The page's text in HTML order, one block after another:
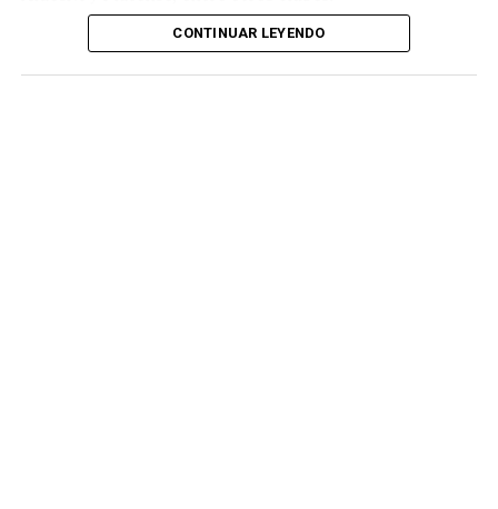
CONTINUAR LEYENDO